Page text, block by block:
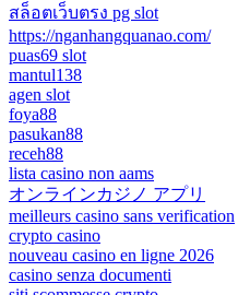
สล็อตเว็บตรง pg slot
https://nganhangquanao.com/
puas69 slot
mantul138
agen slot
foya88
pasukan88
receh88
lista casino non aams
オンラインカジノ アプリ
meilleurs casino sans verification
crypto casino
nouveau casino en ligne 2026
casino senza documenti